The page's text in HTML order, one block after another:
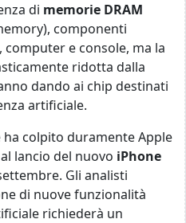
di memorie DRAM
componenti
e console, ma la
ridotta dalla
dando ai chip destinati
artificiale.
colpito duramente Apple
lancio del nuovo iPhone
Gli analisti
di nuove funzionalità
richiederà un